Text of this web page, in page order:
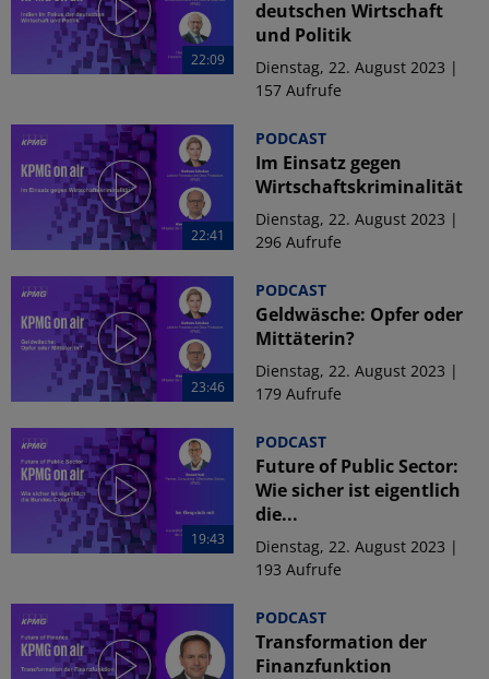
22:09
deutschen Wirtschaft
und Politik
Dienstag, 22. August 2023 |
157 Aufrufe
22:41
PODCAST
Im Einsatz gegen
Wirtschaftskriminalität
Dienstag, 22. August 2023 |
296 Aufrufe
23:46
PODCAST
Geldwäsche: Opfer oder
Mittäterin?
Dienstag, 22. August 2023 |
179 Aufrufe
19:43
PODCAST
Future of Public Sector:
Wie sicher ist eigentlich
die...
Dienstag, 22. August 2023 |
193 Aufrufe
PODCAST
Transformation der
Finanzfunktion